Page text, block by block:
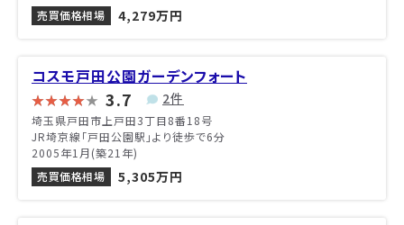
売買価格相場
4,279万円
コスモ戸田公園ガーデンフォート
3.7 2件
埼玉県戸田市上戸田3丁目8番18号
JR埼京線「戸田公園駅」より徒歩で6分
2005年1月(築21年)
売買価格相場
5,305万円